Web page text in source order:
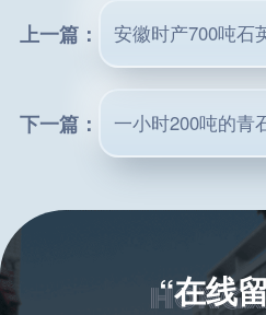
上一篇：
下一篇：
“在线